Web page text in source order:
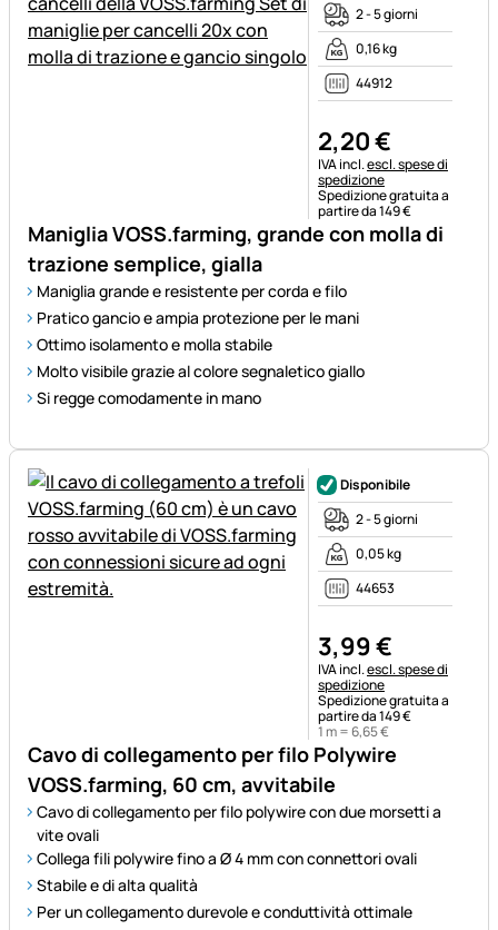
Maniglia VOSS.farming, grande con molla di
trazione semplice, gialla
Maniglia grande e resistente per corda e filo
Pratico gancio e ampia protezione per le mani
Ottimo isolamento e molla stabile
Molto visibile grazie al colore segnaletico giallo
Si regge comodamente in mano
2 - 5 giorni
0,16 kg
44912
2,20€
Informazioni fiscali:
IVA incl.escl. spese di
spedizione
Spedizione gratuita a
partire da 149 €
Cavo di collegamento per filo Polywire
VOSS.farming, 60 cm, avvitabile
Cavo di collegamento per filo polywire con due morsetti a
vite ovali
Collega fili polywire fino a Ø 4 mm con connettori ovali
Stabile e di alta qualità
Per un collegamento durevole e conduttività ottimale
Disponibile
2 - 5 giorni
0,05 kg
44653
3,99€
Informazioni fiscali:
IVA incl.escl. spese di
spedizione
Spedizione gratuita a
partire da 149 €
1 m = 6,65€